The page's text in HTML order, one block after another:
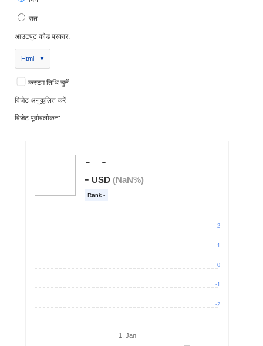
रात
आउटपुट कोड प्रकार:
Html
कस्टम तिथि चुनें
विजेट अनुकूलित करें
विजेट पूर्वावलोकन: